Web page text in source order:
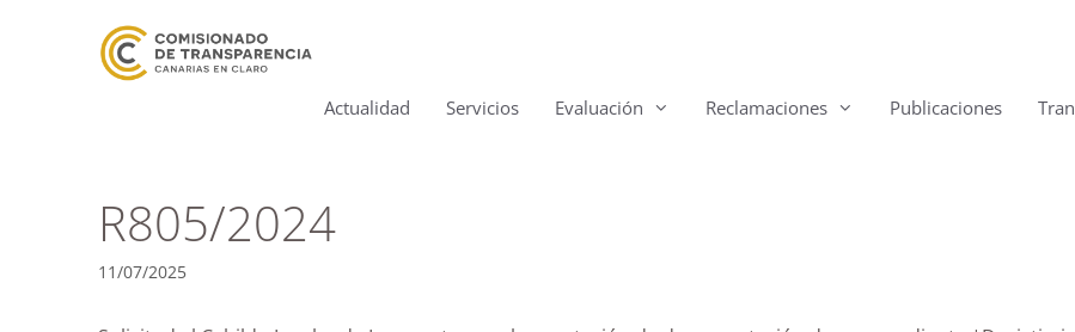
Actualidad Servicios Evaluación Reclamaciones Publicaciones
R805/2024
11/07/2025